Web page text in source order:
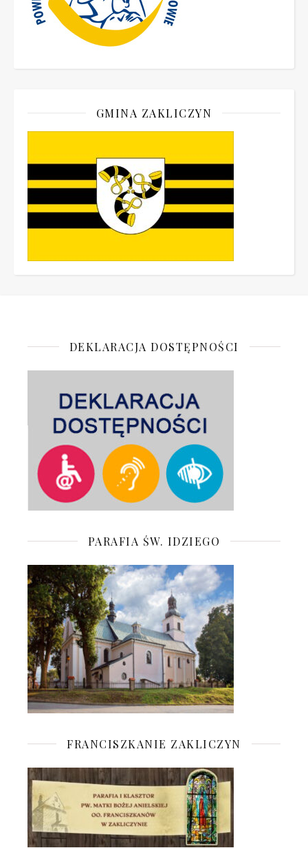
GMINA ZAKLICZYN
DEKLARACJA DOSTĘPNOŚCI
PARAFIA ŚW. IDZIEGO
FRANCISZKANIE ZAKLICZYN